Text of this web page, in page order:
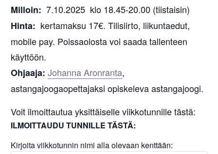
Milloin: 7.10.2025 klo 18.45-20.00 (tiistaisin)
Hinta: kertamaksu 17€. Tilisiirto, liikuntaedut,
mobile pay. Poissaolosta voi saada tallenteen
käyttöön.
Ohjaaja:Johanna Aronranta,
astangajoogaopettajaksi opiskeleva astangajoogi.
Voit ilmoittautua yksittäiselle viikkotunnille tästä:
ILMOITTAUDU TUNNILLE TÄSTÄ:
Kirjoita viikkotunnin nimi alla olevaan kenttään: